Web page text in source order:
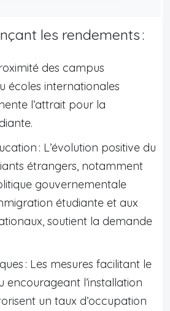
les rendements :
des campus
écoles internationales
l’attrait pour la
: L’évolution positive du
étrangers, notamment
gouvernementale
étudiante et aux
soutient la demande
: Les mesures facilitant le
encourageant l’installation
un taux d’occupation